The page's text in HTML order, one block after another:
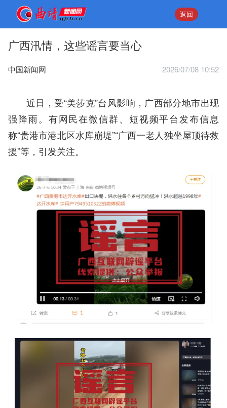
返回
广西汛情，这些谣言要当心
中国新闻网 2026/07/08 10:52
近日，受“美莎克”台风影响，广西部分地市出现
强降雨。有网民在微信群、短视频平台发布信息
称“贵港市港北区水库崩堤”“广西一老人独坐屋顶待救
援”等，引发关注。